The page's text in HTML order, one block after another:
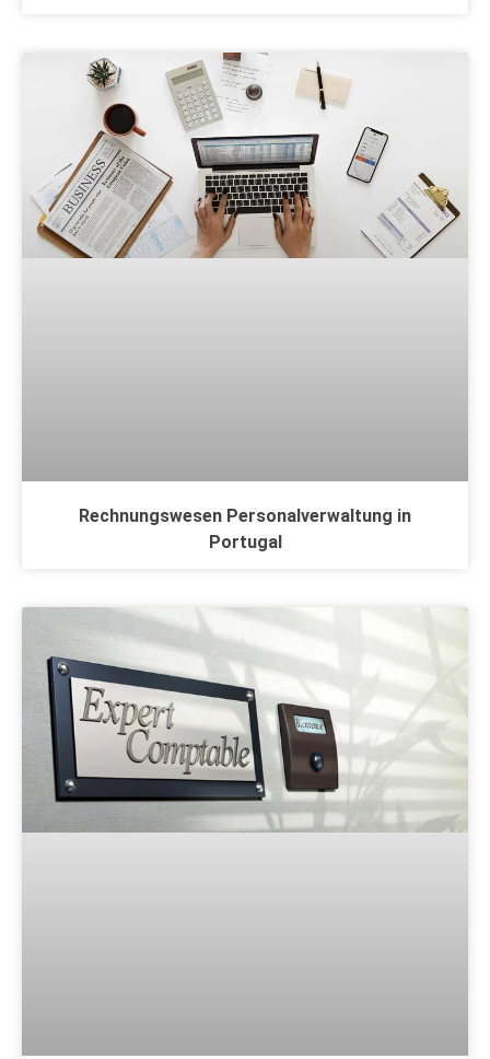
Rechnungswesen Personalverwaltung in
Portugal